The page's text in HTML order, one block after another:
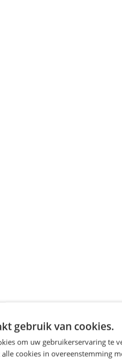
gebruik van cookies.
om uw gebruikerservaring te
cookies in overeenstemming